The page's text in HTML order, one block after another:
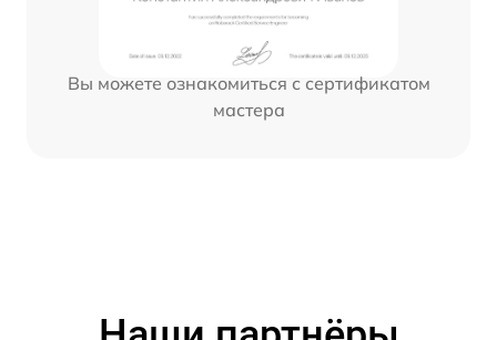
Вы можете ознакомиться с сертификатом
мастера